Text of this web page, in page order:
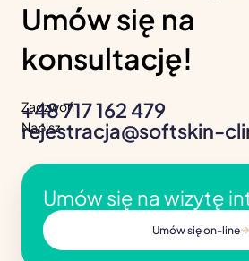
Umów się na
konsultację!
Zadzwoń
+48 717 162 479
Napisz
rejestracja@softskin-
Umów się na wizytę
Umów się on-line